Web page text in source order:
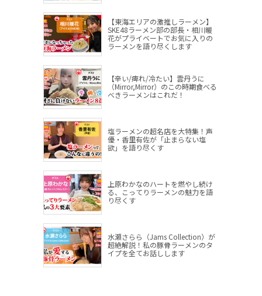
【東海エリアの激推しラーメン】
SKE48ラーメン部の部長・相川暖
花がプライベートでお気に入りの
ラーメンを語り尽くします
【辛い/痺れ/冷たい】雲丹うに
（Mirror,Mirror）のこの時期食べる
べきラーメンはこれだ！
塩ラーメンの超名店を大特集！声
優・香里有佐が「止まらない塩
欲」を語り尽くす
上原わかなのハートを燃やし続け
る、こってりラーメンの魅力を語
り尽くす
水瀬さらら（Jams Collection）が
超絶解説！私の豚骨ラーメンのタ
イプを全てお話しします